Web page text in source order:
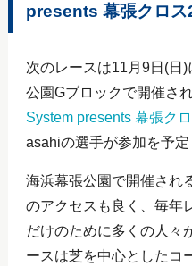
presents 幕張クロス
次のレースは11月9日(日
公園Gブロックで開催さ
System presents 幕張ク
asahiの選手が参加を予定
海浜幕張公園で開催され
のアクセスも良く、毎年
だけのために多くの人々
ースは芝を中心としたコ